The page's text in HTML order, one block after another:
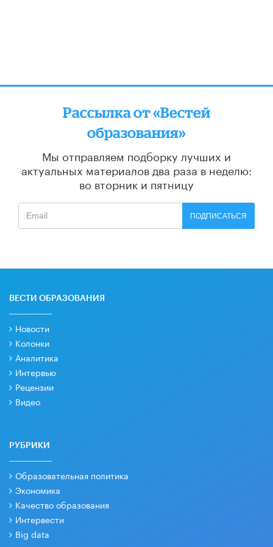
Рассылка от «Вестей
образования»
Мы отправляем подборку лучших и
актуальных материалов два раза в неделю:
во вторник и пятницу
ПОДПИСАТЬСЯ
ВЕСТИ ОБРАЗОВАНИЯ
Новости
Колонки
Аналитика
Интервью
Рецензии
Видео
РУБРИКИ
Образовательная политика
Экономика
Качество образования
Интервести
Big data